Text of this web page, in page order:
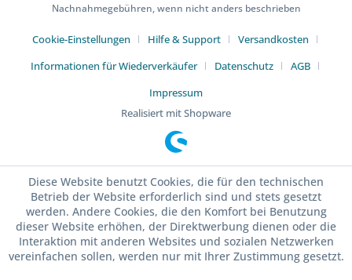
Nachnahmegebühren, wenn nicht anders beschrieben
Cookie-Einstellungen Hilfe & Support
Versandkosten
Informationen für Wiederverkäufer
Datenschutz
AGB
Impressum
Realisiert mit Shopware
Diese Website benutzt Cookies, die für den technischen
Betrieb der Website erforderlich sind und stets gesetzt
werden. Andere Cookies, die den Komfort bei Benutzung
dieser Website erhöhen, der Direktwerbung dienen oder die
Interaktion mit anderen Websites und sozialen Netzwerken
vereinfachen sollen, werden nur mit Ihrer Zustimmung gesetzt.